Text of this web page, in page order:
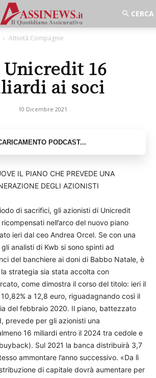
Attività Compagnie
Unicredit 16
ai soci
10 Dicembre 2021
IL PIANO CHE PREVEDE UNA
DEGLI AZIONISTI
di sacrifici, gli azionisti di Unicredit
nell’arco del nuovo piano
ieri dal ceo Andrea Orcel. Se con una
analisti di Kwb si sono spinti ad
del banchiere ai doni di Babbo Natale, è
strategia sia stata accolta con
come dimostra il corso del titolo: ieri il
a 12,8 euro, riguadagnando così il
del febbraio 2020. Il piano, battezzato
prevede per gli azionisti una
16 miliardi entro il 2024 tra cedole e
Sul 2021 la banca distribuirà 3,7
ammontare l’anno successivo. «Da lì
di capitale dovrà aumentare per